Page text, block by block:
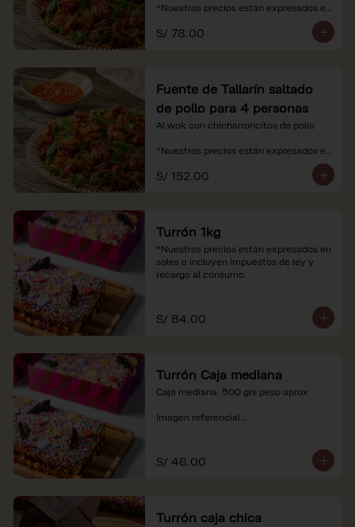
*Nuestros precios están expresados en
recargo al consumo.
S/ 78.00
Fuente de Tallarín saltado
de pollo para 4 personas
Al wok con chicharroncitos de pollo
*Nuestros precios están expresados en
recargo al consumo.
S/ 152.00
Turrón 1kg
*Nuestros precios están expresados en
soles e incluyen impuestos de ley y
recargo al consumo.
S/ 84.00
Turrón Caja mediana
Caja mediana  500 grs peso aprox
Imagen referencial
soles e incluyen impuestos de ley y
recargo al consumo.
S/ 46.00
Turrón caja chica